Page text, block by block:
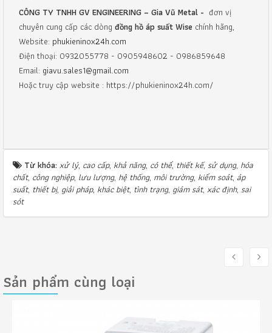
CÔNG TY TNHH GV ENGINEERING – Gia Vũ Metal - đơn vị
chuyên cung cấp các dòng đồng hồ áp suất Wise chính hãng,
Website: phukieninox24h.com
Điện thoại: 0932055778 - 0905948602 - 0986859648
Email: giavu.sales1@gmail.com
Hoặc truy cập website : https://phukieninox24h.com/
Từ khóa:xử lý, cao cấp, khả năng, có thể, thiết kế, sử dụng, hóa
chất, công nghiệp, lưu lượng, hệ thống, môi trường, kiểm soát, áp
suất, thiết bị, giải pháp, khác biệt, tình trạng, giám sát, xác định, sai
sót
Sản phẩm cùng loại